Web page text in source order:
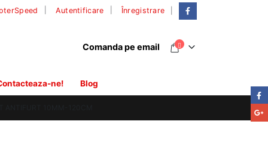
Autentificare Înregistrare
Comanda pe email
ne! Blog